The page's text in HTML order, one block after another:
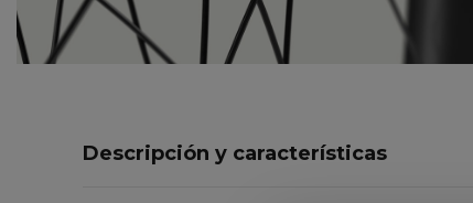
Descripción y características